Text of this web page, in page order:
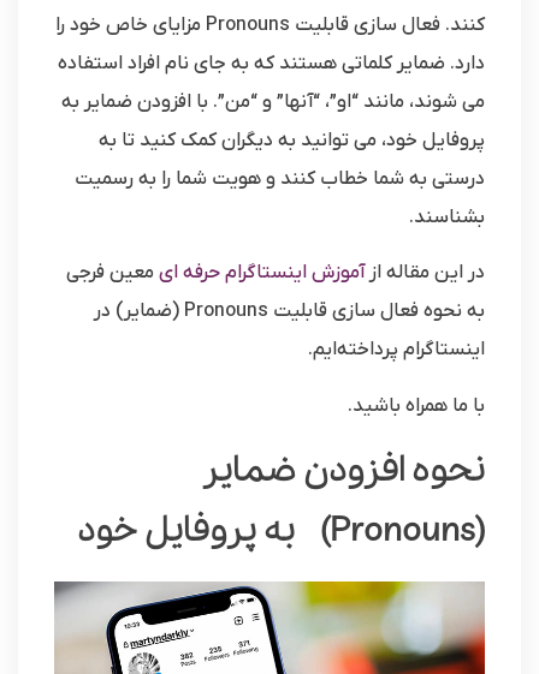
کنند. فعال سازی قابلیت Pronouns مزایای خاص خود را
دارد. ضمایر کلماتی هستند که به جای نام افراد استفاده
می شوند، مانند “او”، “آنها” و “من”. با افزودن ضمایر به
پروفایل خود، می توانید به دیگران کمک کنید تا به
درستی به شما خطاب کنند و هویت شما را به رسمیت
بشناسند.
در این مقاله ازآموزش اینستاگرام حرفه ای معین فرجی
به نحوه فعال سازی قابلیت Pronouns (ضمایر) در
اینستاگرام پرداخته‌ایم.
با ما همراه باشید.
نحوه افزودن ضمایر
(Pronouns) به پروفایل خود